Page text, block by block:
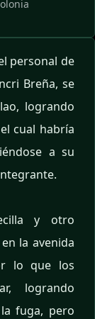
personal de
Breña, se
logrando
cual habría
a su
y otro
la avenida
lo que los
logrando
fuga, pero